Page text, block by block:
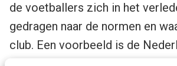
de voetballers zich in het
gedragen naar de normen en
club. Een voorbeeld is de